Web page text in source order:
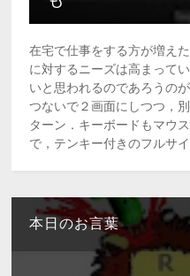
在宅で仕事をする方が増え
に対するニーズは高まって
いと思われるのであろうの
つないで２画面にしつつ，
ターン．キーボードもマウ
で，テンキー付きのフルサイ
本日のお言葉